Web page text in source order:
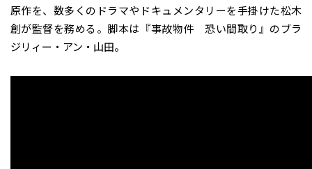
原作を、数多くのドラマやドキュメンタリーを手掛けた松木
創が監督を務める。脚本は『事故物件 恐い間取り』のブラ
ジリィー・アン・山田。